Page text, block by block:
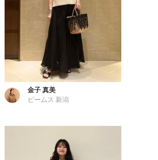
金子 真美
ビームス 新潟